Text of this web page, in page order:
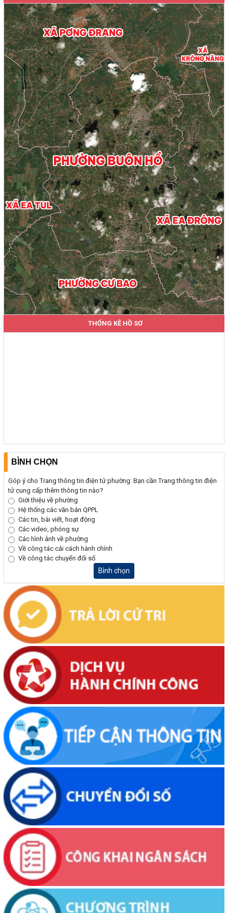
THỐNG KÊ HỒ SƠ
BÌNH CHỌN
Góp ý cho Trang thông tin điện tử phường: Bạn cần Trang thông tin điện
tử cung cấp thêm thông tin nào?
Giới thiệu về phường
Hệ thống các văn bản QPPL
Các tin, bài viết, hoạt động
Các video, phóng sự
Các hình ảnh về phường
Về công tác cải cách hành chính
Về công tác chuyển đổi số
Bình chọn